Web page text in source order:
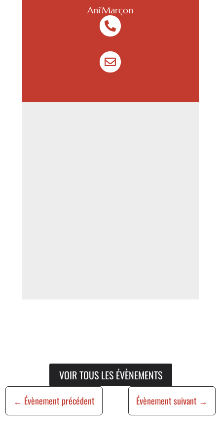
Ani'Marçon


VOIR TOUS LES ÉVÈNEMENTS
← Évènement précédent Évènement suivant →